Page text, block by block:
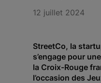
12 juillet 2024
StreetCo, la
s’engage pour
la Croix-Rouge
l’occasion des